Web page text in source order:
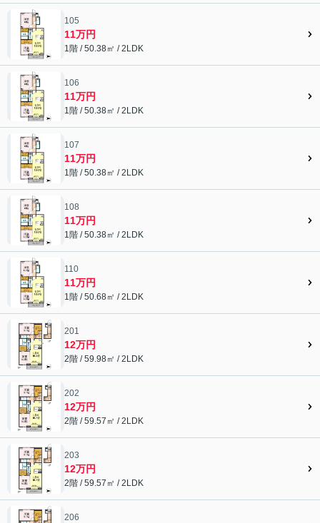
105
11万円
1階 / 50.38㎡ / 2LDK
106
11万円
1階 / 50.38㎡ / 2LDK
107
11万円
1階 / 50.38㎡ / 2LDK
108
11万円
1階 / 50.38㎡ / 2LDK
110
11万円
1階 / 50.68㎡ / 2LDK
201
12万円
2階 / 59.98㎡ / 2LDK
202
12万円
2階 / 59.57㎡ / 2LDK
203
12万円
2階 / 59.57㎡ / 2LDK
206